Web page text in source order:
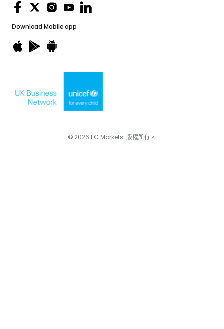
Download Mobile app
© 2026 EC Markets. 版權所有。